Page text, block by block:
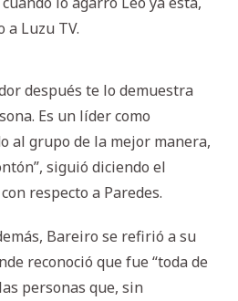
a Luzu TV.
después te lo demuestra
Es un líder como
al grupo de la mejor manera,
siguió diciendo el
respecto a Paredes.
Bareiro se refirió a su
reconoció que fue “toda de
personas que, sin